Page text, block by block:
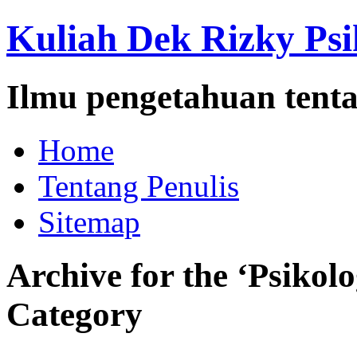
Kuliah Dek Rizky
Ilmu pengetahuan
Home
Tentang Penulis
Sitemap
Archive for the
Category